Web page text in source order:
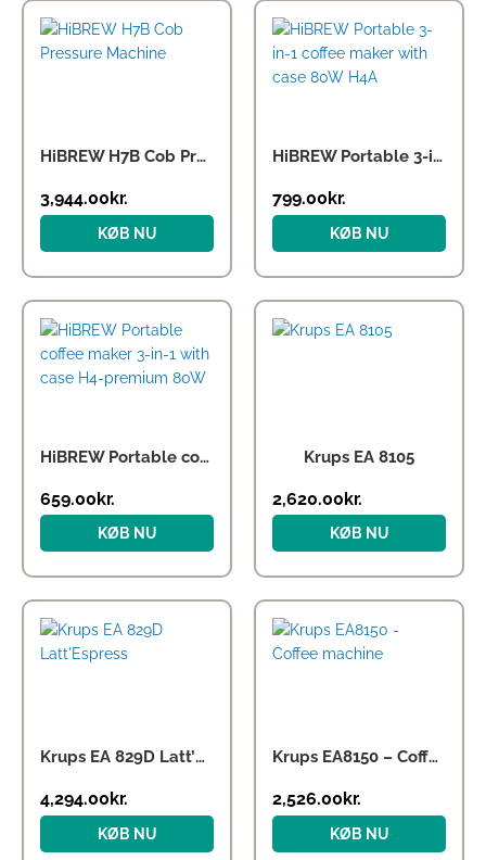
HiBREW H7B Cob Pressure Machine
3,944.00 kr.
KØB NU
HiBREW Portable 3-in-1 coffee maker with case 80W H4A
799.00 kr.
KØB NU
HiBREW Portable coffee maker 3-in-1 with case H4-premium 80W
659.00kr.
KØB NU
Krups EA 8105
2,620.00kr.
KØB NU
Krups EA 829D Latt’Espress
4,294.00 kr.
KØB NU
Krups EA8150 – Coffee machine
2,526.00 kr.
KØB NU